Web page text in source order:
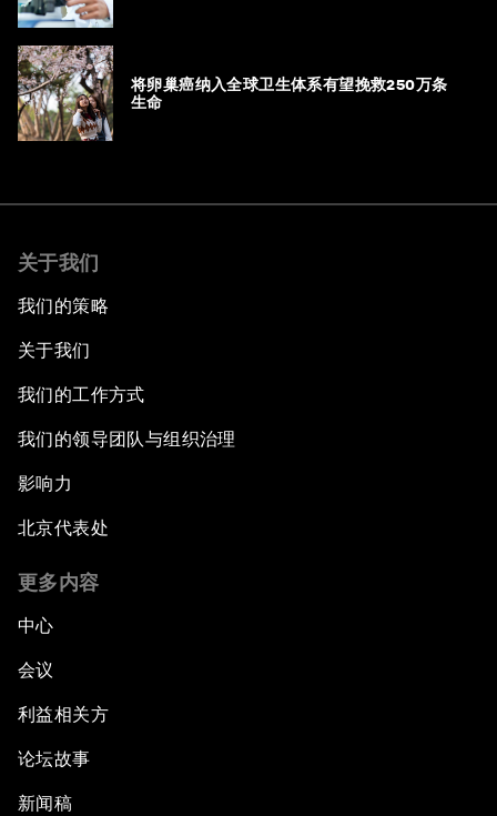
将卵巢癌纳入全球卫生体系有望挽救250万条
生命
关于我们
我们的策略
关于我们
我们的工作方式
我们的领导团队与组织治理
影响力
北京代表处
更多内容
中心
会议
利益相关方
论坛故事
新闻稿